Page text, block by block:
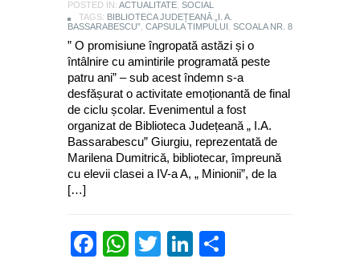
POSTED IN: ACTUALITATE SOCIAL
TAGS: BIBLIOTECA JUDEȚEANĂ „I. A.
BASSARABESCU” CAPSULA TIMPULUI SCOALA NR. 8
” O promisiune îngropată astăzi și o
întâlnire cu amintirile programată peste
patru ani” – sub acest îndemn s-a
desfășurat o activitate emoționantă de final
de ciclu școlar. Evenimentul a fost
organizat de Biblioteca Județeană „ I.A.
Bassarabescu” Giurgiu, reprezentată de
Marilena Dumitrică, bibliotecar, împreună
cu elevii clasei a IV-a A, „ Minionii”, de la
[…]
Facebook
WhatsApp
TwitterLinkedIn